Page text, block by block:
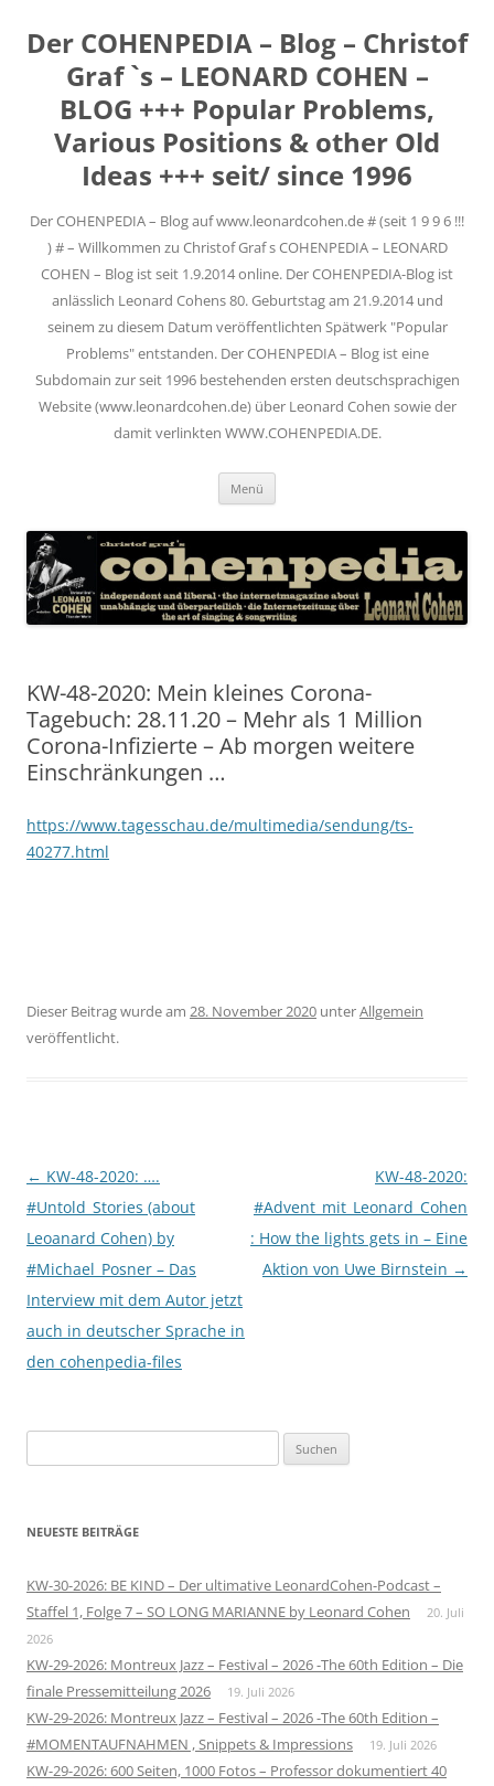
Der COHENPEDIA – Blog – Christof
Graf `s – LEONARD COHEN –
BLOG +++ Popular Problems,
Various Positions & other Old
Ideas +++ seit/ since 1996
Der COHENPEDIA – Blog auf www.leonardcohen.de # (seit 1 9 9 6 !!!
) # – Willkommen zu Christof Graf s COHENPEDIA – LEONARD
COHEN – Blog ist seit 1.9.2014 online. Der COHENPEDIA-Blog ist
anlässlich Leonard Cohens 80. Geburtstag am 21.9.2014 und
seinem zu diesem Datum veröffentlichten Spätwerk "Popular
Problems" entstanden. Der COHENPEDIA – Blog ist eine
Subdomain zur seit 1996 bestehenden ersten deutschsprachigen
Website (www.leonardcohen.de) über Leonard Cohen sowie der
damit verlinkten WWW.COHENPEDIA.DE.
Menü
KW-48-2020: Mein kleines Corona-
Tagebuch: 28.11.20 – Mehr als 1 Million
Corona-Infizierte – Ab morgen weitere
Einschränkungen …
https://www.tagesschau.de/multimedia/sendung/ts-
40277.html
Dieser Beitrag wurde am 28. November 2020 unterAllgemein
veröffentlicht.
Beitragsnavigation
← KW-48-2020: ….
#Untold_Stories (about
Leoanard Cohen) by
#Michael_Posner – Das
Interview mit dem Autor jetzt
auch in deutscher Sprache in
den cohenpedia-files
KW-48-2020:
#Advent_mit_Leonard_Cohen
: How the lights gets in – Eine
Aktion von Uwe Birnstein →
nach:
NEUESTE BEITRÄGE
KW-30-2026: BE KIND – Der ultimative LeonardCohen-Podcast –
Staffel 1, Folge 7 – SO LONG MARIANNE by Leonard Cohen
20. Juli
2026
KW-29-2026: Montreux Jazz – Festival – 2026 -The 60th Edition – Die
finale Pressemitteilung 2026
19. Juli 2026
KW-29-2026: Montreux Jazz – Festival – 2026 -The 60th Edition –
#MOMENTAUFNAHMEN , Snippets & Impressions
19. Juli 2026
KW-29-2026: 600 Seiten, 1000 Fotos – Professor dokumentiert 40